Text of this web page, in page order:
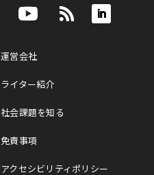
運営会社
ライター紹介
社会課題を知る
免責事項
アクセシビリティポリシー